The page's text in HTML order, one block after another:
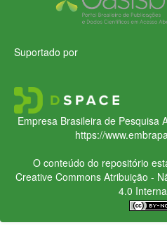
Suportado por
Empresa Brasileira de Pesquisa
https://
O conteúdo do repositório
Creative CommonsAtribuição -
4.0